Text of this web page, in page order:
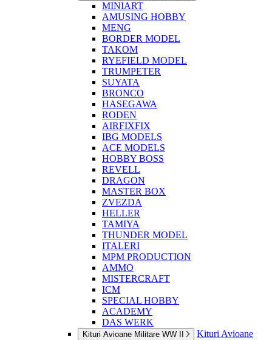
MINIART
AMUSING HOBBY
MENG
BORDER MODEL
TAKOM
RYEFIELD MODEL
TRUMPETER
SUYATA
BRONCO
HASEGAWA
RODEN
AIRFIXFIX
IBG MODELS
ACE MODELS
HOBBY BOSS
REVELL
DRAGON
MASTER BOX
ZVEZDA
HELLER
TAMIYA
THUNDER MODEL
ITALERI
MPM PRODUCTION
AMMO
MISTERCRAFT
ICM
SPECIAL HOBBY
ACADEMY
DAS WERK
Kituri Avioane Militare WW II
Kituri Avioane